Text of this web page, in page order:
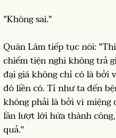
"Không sai."
Quân Lâm tiếp tục nói:
chiếm tiện nghi không trả
đại giá không chỉ có là bởi
đó liền có. Tỉ như ta đến
không phải là bởi vì miệng
lần lượt lời hứa thành
quả."